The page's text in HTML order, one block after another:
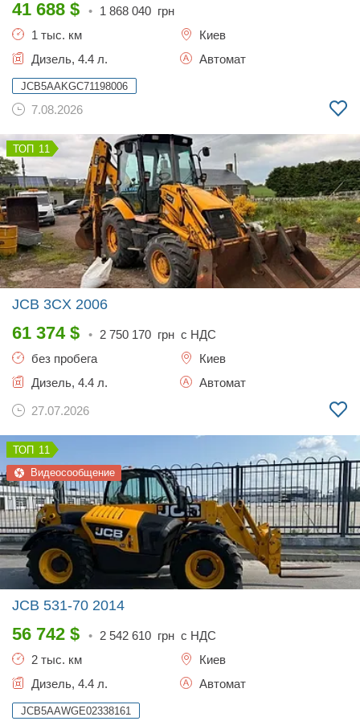
41 688 $ • 1 868 040 грн
1 тыс. км
Киев
Дизель, 4.4 л.
Автомат
JCB5AAKGC71198006
7.08.2026
11
JCB 3CX 2006
61 374 $ • 2 750 170 грн с НДС
без пробега
Киев
Дизель, 4.4 л.
Автомат
27.07.2026
11
Видеосообщение
JCB 531-70 2014
56 742 $ • 2 542 610 грн с НДС
2 тыс. км
Киев
Дизель, 4.4 л.
Автомат
JCB5AAWGE02338161